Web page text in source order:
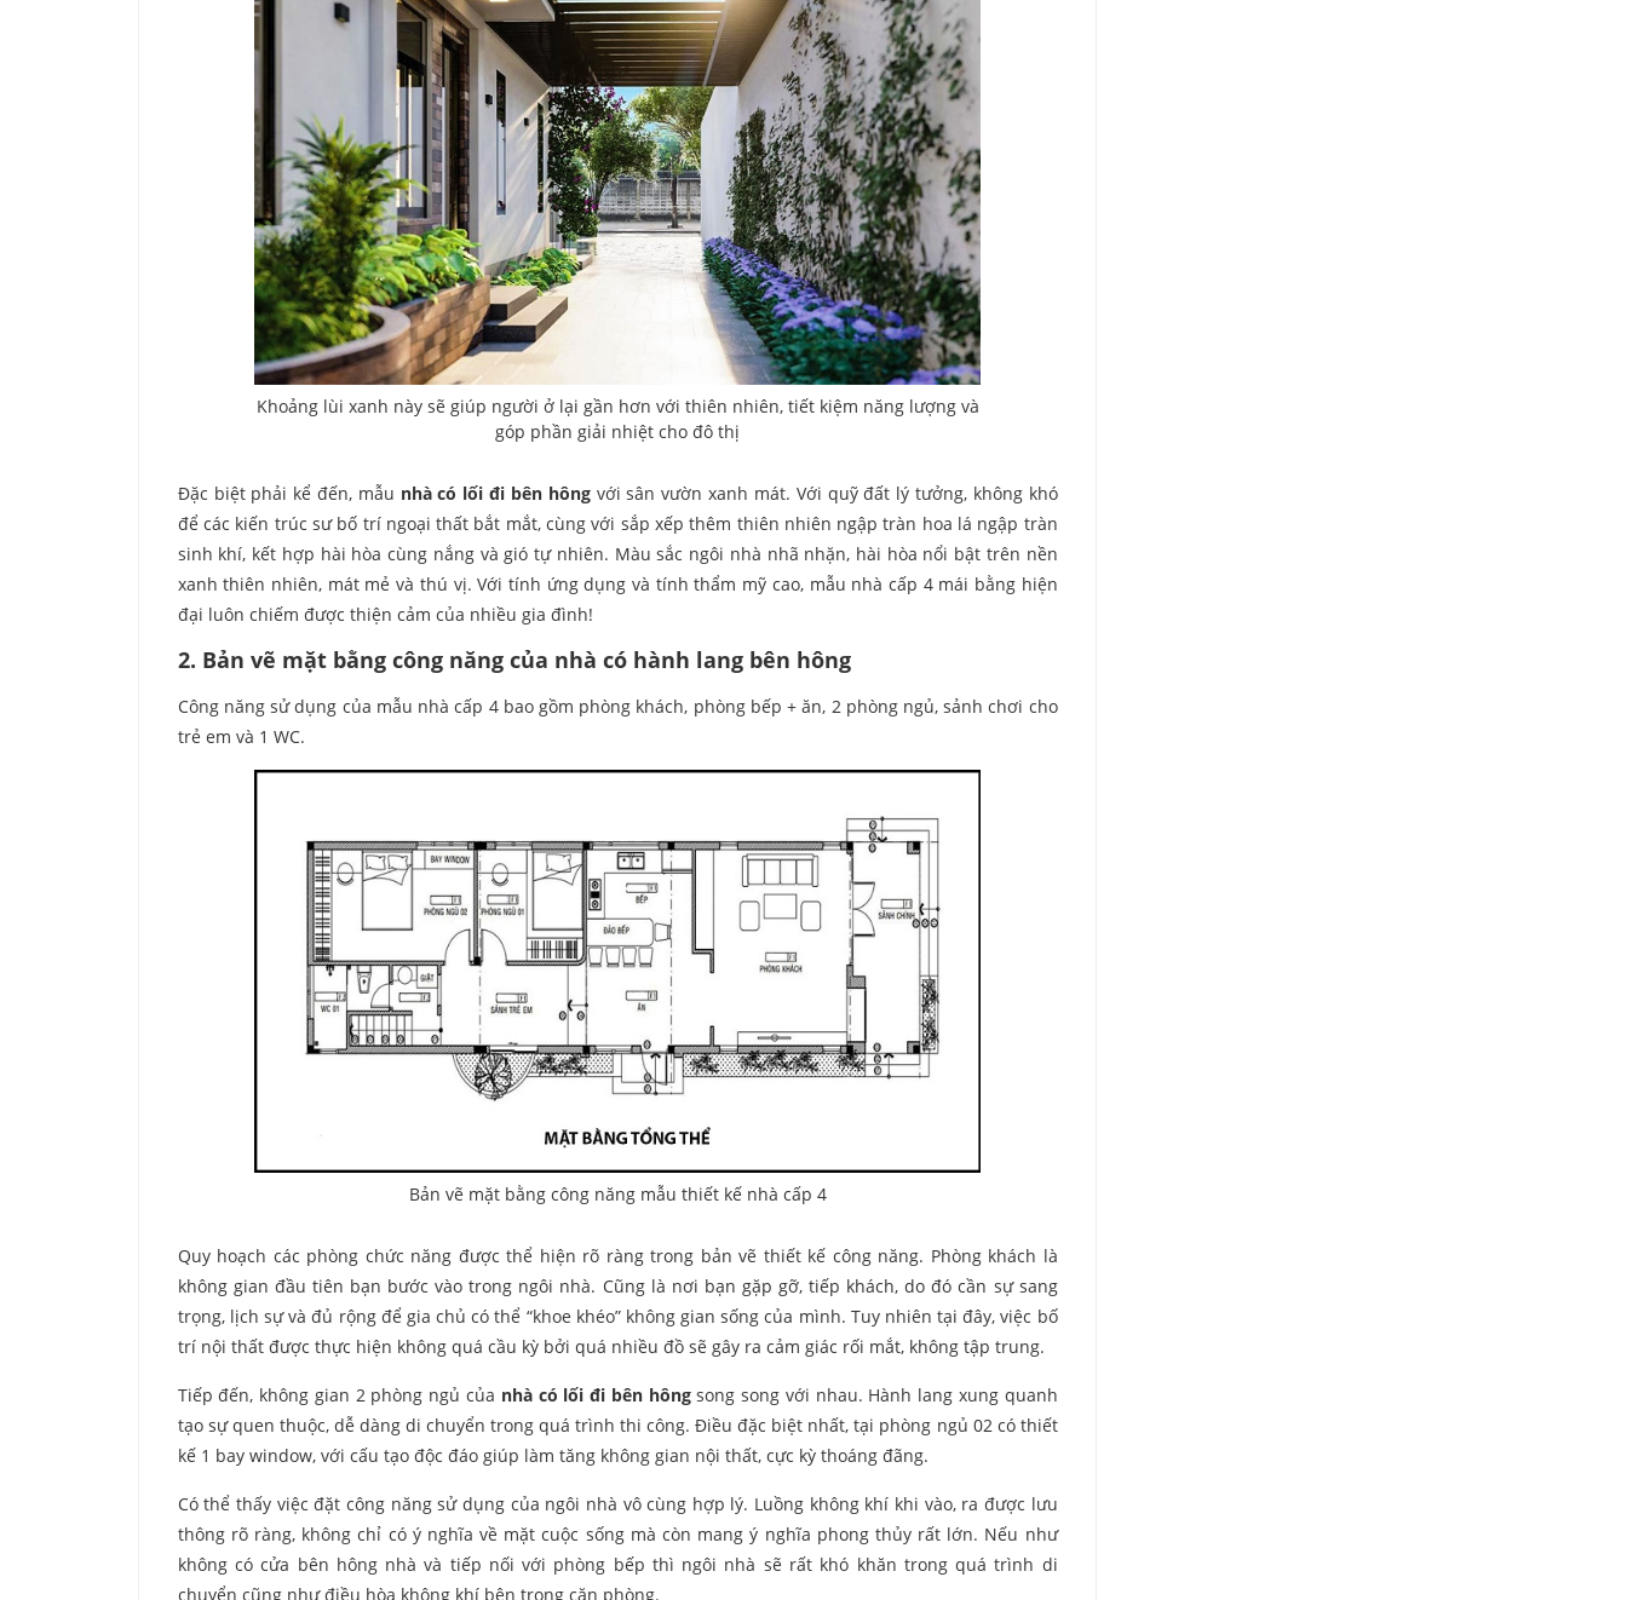
Khoảng lùi xanh này sẽ giúp người ở lại gần hơn với thiên nhiên, tiết kiệm năng lượng và
góp phần giải nhiệt cho đô thị
Đặc biệt phải kể đến, mẫu nhà có lối đi bên hôngvới sân vườn xanh mát. Với quỹ đất lý tưởng, không khó
để các kiến trúc sư bố trí ngoại thất bắt mắt, cùng với sắp xếp thêm thiên nhiên ngập tràn hoa lá ngập tràn
sinh khí, kết hợp hài hòa cùng nắng và gió tự nhiên. Màu sắc ngôi nhà nhã nhặn, hài hòa nổi bật trên nền
xanh thiên nhiên, mát mẻ và thú vị. Với tính ứng dụng và tính thẩm mỹ cao, mẫu nhà cấp 4 mái bằng hiện
đại luôn chiếm được thiện cảm của nhiều gia đình!
2. Bản vẽ mặt bằng công năng của nhà có hành lang bên hông
Công năng sử dụng của mẫu nhà cấp 4 bao gồm phòng khách, phòng bếp + ăn, 2 phòng ngủ, sảnh chơi cho
trẻ em và 1 WC.
Bản vẽ mặt bằng công năng mẫu thiết kế nhà cấp 4
Quy hoạch các phòng chức năng được thể hiện rõ ràng trong bản vẽ thiết kế công năng. Phòng khách là
không gian đầu tiên bạn bước vào trong ngôi nhà. Cũng là nơi bạn gặp gỡ, tiếp khách, do đó cần sự sang
trọng, lịch sự và đủ rộng để gia chủ có thể “khoe khéo” không gian sống của mình. Tuy nhiên tại đây, việc bố
trí nội thất được thực hiện không quá cầu kỳ bởi quá nhiều đồ sẽ gây ra cảm giác rối mắt, không tập trung.
Tiếp đến, không gian 2 phòng ngủ của nhà có lối đi bên hôngsong song với nhau. Hành lang xung quanh
tạo sự quen thuộc, dễ dàng di chuyển trong quá trình thi công. Điều đặc biệt nhất, tại phòng ngủ 02 có thiết
kế 1 bay window, với cấu tạo độc đáo giúp làm tăng không gian nội thất, cực kỳ thoáng đãng.
Có thể thấy việc đặt công năng sử dụng của ngôi nhà vô cùng hợp lý. Luồng không khí khi vào, ra được lưu
thông rõ ràng, không chỉ có ý nghĩa về mặt cuộc sống mà còn mang ý nghĩa phong thủy rất lớn. Nếu như
không có cửa bên hông nhà và tiếp nối với phòng bếp thì ngôi nhà sẽ rất khó khăn trong quá trình di
chuyển cũng như điều hòa không khí bên trong căn phòng.